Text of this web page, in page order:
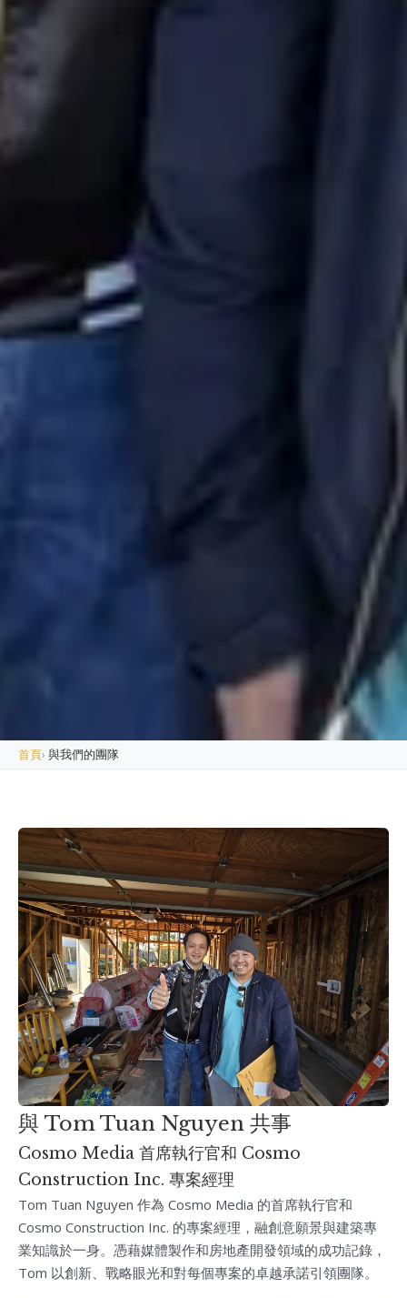
首頁› 與我們的團隊
與 Tom Tuan Nguyen 共事
Cosmo Media 首席執行官和 Cosmo
Construction Inc. 專案經理
Tom Tuan Nguyen 作為 Cosmo Media 的首席執行官和
Cosmo Construction Inc. 的專案經理，融創意願景與建築專
業知識於一身。憑藉媒體製作和房地產開發領域的成功記錄，
Tom 以創新、戰略眼光和對每個專案的卓越承諾引領團隊。